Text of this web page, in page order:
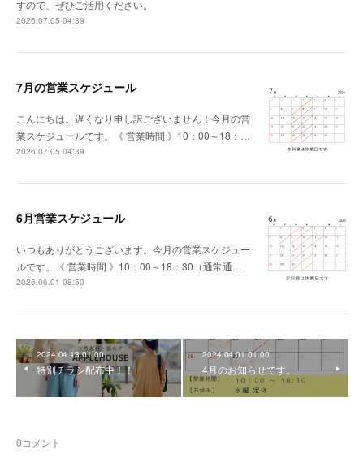
すので、ぜひご活用ください。
2026.07.05 04:39
7月の営業スケジュール
こんにちは。遅くなり申し訳ございません！今月の営
業スケジュールです。《 営業時間 》10：00～18：…
2026.07.05 04:39
6月営業スケジュール
いつもありがとうございます。今月の営業スケジュー
ルです。《 営業時間 》10：00～18：30（通常通…
2026.06.01 08:50
2024.04.13 01:00
特別チラシ配布中！！
2024.04.01 01:00
4月のお知らせです。
0コメント